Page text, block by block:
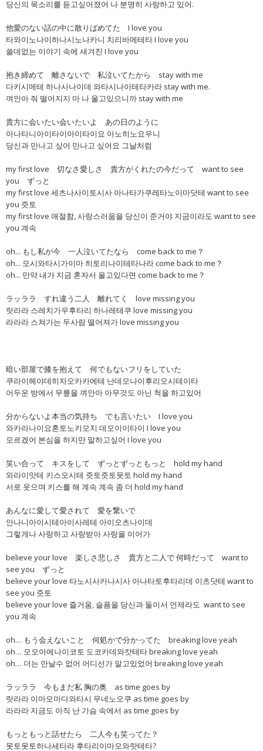
당신의 목소리를 듣고싶어졌어 나 분명히 사랑하고 있어.
他愛のない話の中に散りばめてた I love you
타와이노나이하나시노나카니 치리바메테타 I love you
쓸데없는 이야기 속에 새겨진 I love you
抱き締めて 離さないで 私泣いてたから stay with me
다키시메테 하나사나이데 와타시나이테타카라 stay with me.
껴안아 줘 떨어지지 마 나 울고있으니까 stay with me
貴方に会いたい会いたいよ あの日のように
아나타니아이타이아이타이요 아노히노요우니
당신과 만나고 싶어 만나고 싶어요 그날처럼
my first love 切なさ愛しさ 貴方がくれたの今だって want to see
you ずっと
my first love 세츠나사이토시사 아나타가쿠레타노이마닷테 want to see
you 즛토
my first love 애절함, 사랑스러움을 당신이 준거야 지금이라도 want to see
you 계속
oh... もし私が今 一人泣いてたなら come back to me？
oh... 모시와타시가이마 히토리나이테타나라 come back to me？
oh... 만약 내가 지금 혼자서 울고있다면 come back to me？
ラッララ すれ違う二人 離れてく love missing you
랏라라 스레치가우후타리 하나레테쿠 love missing you
라라라 스쳐가는 두사람 떨어져가 love missing you
暗い部屋で膝を抱えて 何でもないフリをしていた
쿠라이헤야데히자오카카에테 난데모나이후리오시테이타
어두운 방에서 무릎을 껴안아 아무것도 아닌 척을 하고있어
分からないよ本当の気持ち でも言いたい I love you
와카라나이요혼토노키모치 데모이이타이 I love you
모르겠어 본심을 하지만 말하고싶어 I love you
笑い合って キスをして ずっとずっともっと hold my hand
와라이앗테 키스오시테 즛토즛토못토 hold my hand
서로 웃으며 키스를 해 계속 계속 좀 더 hold my hand
あんなに愛して愛されて 愛を繋いで
안나니아이시테아이사레테 아이오츠나이데
그렇게나 사랑하고 사랑받아 사랑을 이어가
believe your love 楽しさ悲しさ 貴方と二人で 何時だって want to
see you ずっと
believe your love 타노시사카나시사 아나타토후타리데 이츠닷테 want to
see you 즛토
believe your love 즐거움, 슬픔을 당신과 둘이서 언제라도 want to see
you 계속
oh… もう会えないこと 何処かで分かってた breaking love yeah
oh… 모오아에나이코토 도코카데와캇테타 breaking love yeah
oh… 더는 만날수 없어 어디선가 알고있었어 breaking love yeah
ラッララ 今もまだ私 胸の奥 as time goes by
랏라라 이마모마다와타시 무네노오쿠 as time goes by
라라라 지금도 아직 난 가슴 속에서 as time goes by
もっともっと話せたら 二人今も笑ってた？
못토못토하나세타라 후타리이마모와랏테타?